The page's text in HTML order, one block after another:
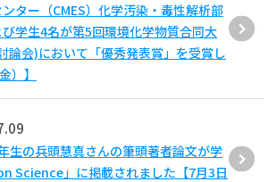
ター（CMES）化学汚染・毒性解析部
学生4名が第5回環境化学物質合同大
論会)において「優秀発表賞」を受賞し
）】
生の兵頭慧真さんの筆頭著者論文が学
Science」に掲載されました【7月3日